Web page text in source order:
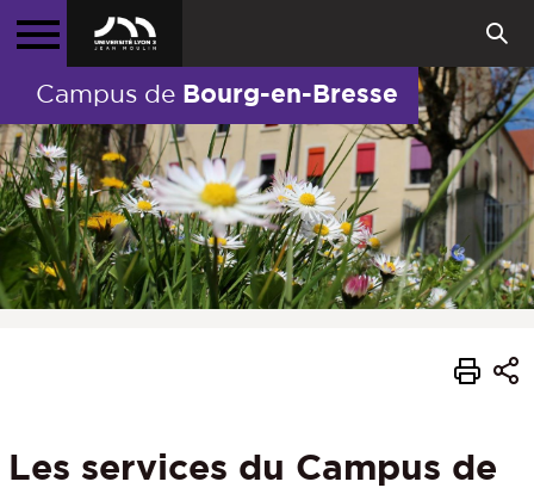
Campus de Bourg-en-Bresse
Les services du Campus de